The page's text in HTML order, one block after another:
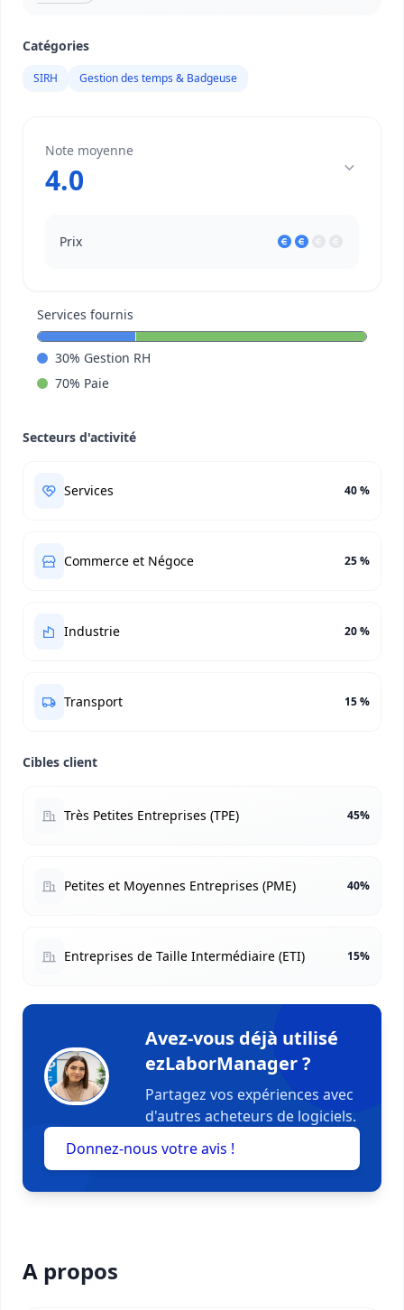
Catégories
SIRH Gestion des temps & Badgeuse
Note moyenne
4.0
Prix
Services fournis
30% Gestion RH
70% Paie
Secteurs d'activité
Services 40 %
Commerce et Négoce 25 %
Industrie 20 %
Transport 15 %
Cibles client
Très Petites Entreprises (TPE) 45%
Petites et Moyennes Entreprises (PME) 40%
Entreprises de Taille Intermédiaire (ETI) 15%
Avez-vous déjà utilisé
ezLaborManager ?
Partagez vos expériences avec
d'autres acheteurs de logiciels.
Donnez-nous votre avis !
A propos